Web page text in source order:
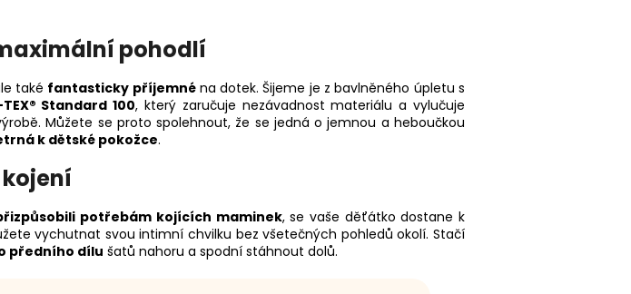
pohodlí
také fantasticky příjemnéna dotek. Šijeme je z bavlněného úpletu s
TEX® Standard 100, který zaručuje nezávadnost materiálu a vylučuje
Můžete se proto spolehnout, že se jedná o jemnou a heboučkou
k dětské pokožce.
potřebám kojících maminek, se vaše děťátko dostane k
vychutnat svou intimní chvilku bez všetečných pohledů okolí. Stačí
předního dílu šatů nahoru a spodní stáhnout dolů.